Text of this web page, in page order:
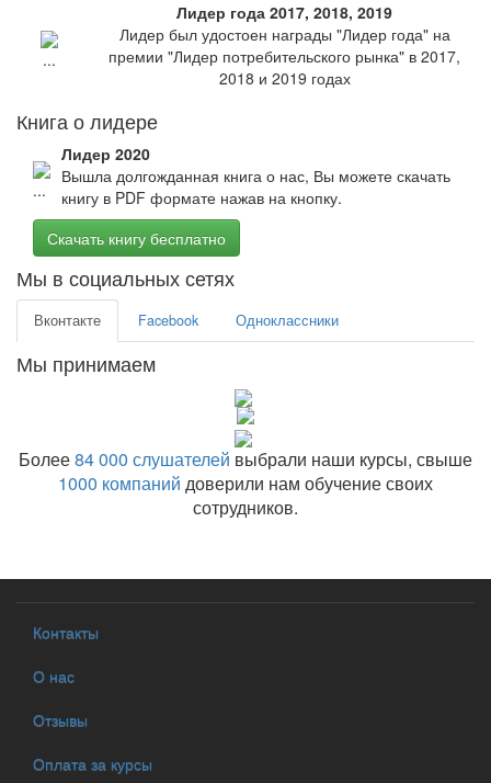
Лидер года 2017, 2018, 2019
Лидер был удостоен награды "Лидер года" на
премии "Лидер потребительского рынка" в 2017,
2018 и 2019 годах
Книга о лидере
Лидер 2020
Вышла долгожданная книга о нас, Вы можете скачать
книгу в PDF формате нажав на кнопку.
Скачать книгу бесплатно
Мы в социальных сетях
Вконтакте Facebook Одноклассники
Мы принимаем
Более84 000 слушателей выбрали наши курсы, свыше
1000 компаний доверили нам обучение своих
сотрудников.
Контакты
О нас
Отзывы
Оплата за курсы